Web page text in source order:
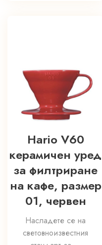
Hario V60
керамичен уред
за филтриране
на кафе, размер
01, червен
Насладете се на
световноизвестния